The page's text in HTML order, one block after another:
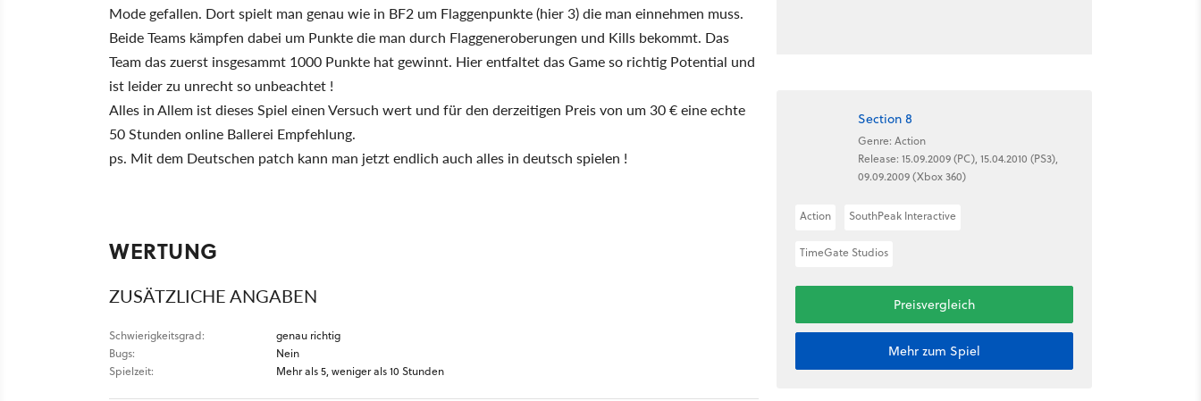
Mode gefallen. Dort spielt man genau wie in BF2 um Flaggenpunkte (hier 3) die man einnehmen muss.
Beide Teams kämpfen dabei um Punkte die man durch Flaggeneroberungen und Kills bekommt. Das
Team das zuerst insgesammt 1000 Punkte hat gewinnt. Hier entfaltet das Game so richtig Potential und
ist leider zu unrecht so unbeachtet !
Alles in Allem ist dieses Spiel einen Versuch wert und für den derzeitigen Preis von um 30 € eine echte
50 Stunden online Ballerei Empfehlung.
ps. Mit dem Deutschen patch kann man jetzt endlich auch alles in deutsch spielen !
WERTUNG
ZUSÄTZLICHE ANGABEN
Schwierigkeitsgrad:
genau richtig
Bugs:
Nein
Spielzeit:
Mehr als 5, weniger als 10 Stunden
Section 8
Genre: Action
Release: 15.09.2009 (PC), 15.04.2010 (PS3),
09.09.2009 (Xbox 360)
Action SouthPeak Interactive
TimeGate Studios
Preisvergleich
Mehr zum Spiel